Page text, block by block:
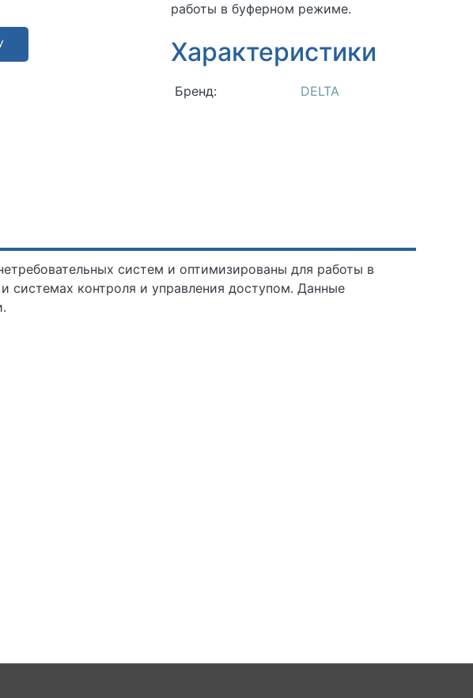
работы в буферном режиме.
Характеристики
Бренд: DELTA
систем и оптимизированы для работы в
контроля и управления доступом. Данные